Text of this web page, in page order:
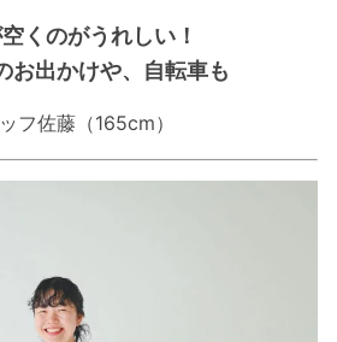
くのがうれしい！
お出かけや、自転車も
フ佐藤（165cm）